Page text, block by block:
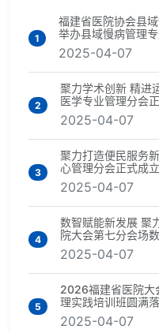
1
福建省医院协会县
举办县域慢病管理
2025-04-07
2
聚力学术创新 精
医学专业管理分会
2025-04-07
3
聚力打造便民服务
心管理分会正式成立
2025-04-07
4
数智赋能新发展
院大会第七分会场
2025-04-07
5
2026福建省医院
理实践培训班圆满
2025-04-07